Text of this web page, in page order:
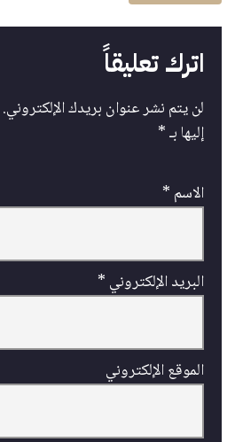
اترك تعليقاً
لن يتم نشر عنوان بريدك الإلكتروني.
إليها بـ*
الاسم *
البريد الإلكتروني *
الموقع الإلكتروني